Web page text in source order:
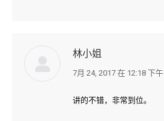
林小姐
说:
7月 24, 2017 在 12:18 下午
讲的不错，非常到位。